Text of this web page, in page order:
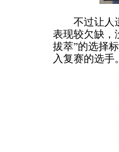
不过让人遗
表现较欠缺，
拔萃”的选择
入复赛的选手。